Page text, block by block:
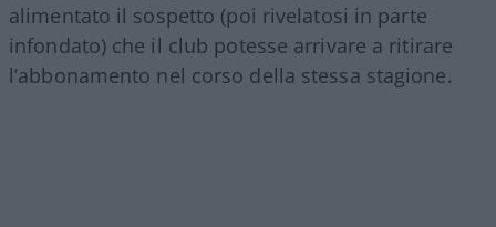
alimentato il sospetto (poi rivelatosi in parte
infondato) che il club potesse arrivare a ritirare
l’abbonamento nel corso della stessa stagione.